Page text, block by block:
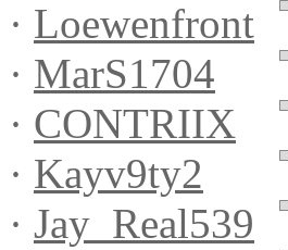
· Loewenfront
· MarS1704
· CONTRIIX
· Kayv9ty2
· Jay_Real539